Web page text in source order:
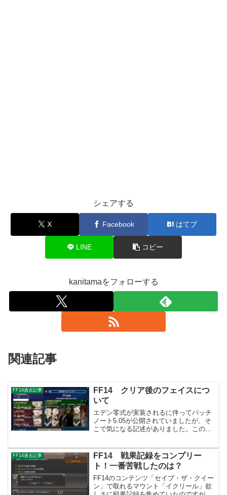
シェアする
X Facebook はてブ
LINE コピー
kanitamaをフォローする
関連記事
FF14過去記事
FF14 クリア後のフェイスにつ
いて
エデン零式が実装されるに伴ってパッチ
ノート5.05が公開されていましたが、そ
こで気になる記述がありました。このフ
この機会にサブジョブの育成も兼ねてま
た始めてみようと思い...
FF14過去記事
FF14 戦果記録をコンプリー
ト！一番苦戦したのは？
FF14のコンテンツ「セイブ・ザ・クイー
ン」で取れるマウント「イクリール」欲